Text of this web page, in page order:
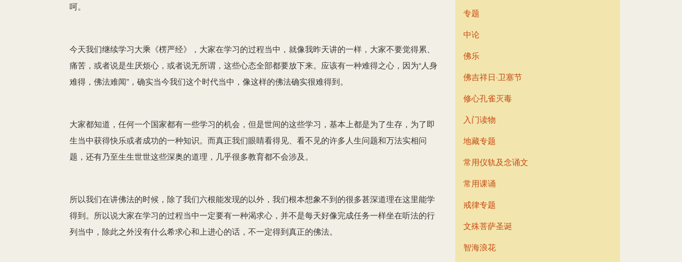
呵。
今天我们继续学习大乘《楞严经》，大家在学习的过程当中，就像我昨天讲的一样，大家不要觉得累、
痛苦，或者说是生厌烦心，或者说无所谓，这些心态全部都要放下来。应该有一种难得之心，因为“人身
难得，佛法难闻”，确实当今我们这个时代当中，像这样的佛法确实很难得到。
大家都知道，任何一个国家都有一些学习的机会，但是世间的这些学习，基本上都是为了生存，为了即
生当中获得快乐或者成功的一种知识。而真正我们眼睛看得见、看不见的许多人生问题和万法实相问
题，还有乃至生生世世这些深奥的道理，几乎很多教育都不会涉及。
所以我们在讲佛法的时候，除了我们六根能发现的以外，我们根本想象不到的很多甚深道理在这里能学
得到。所以说大家在学习的过程当中一定要有一种渴求心，并不是每天好像完成任务一样坐在听法的行
列当中，除此之外没有什么希求心和上进心的话，不一定得到真正的佛法。
专题
中论
佛乐
佛吉祥日·卫塞节
修心孔雀灭毒
入门读物
地藏专题
常用仪轨及念诵文
常用课诵
戒律专题
文殊菩萨圣诞
智海浪花